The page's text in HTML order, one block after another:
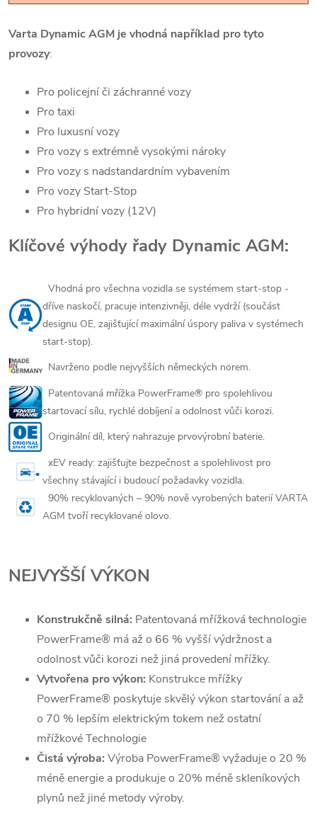
Varta Dynamic AGM je vhodná například pro tyto
provozy:
Pro policejní či záchranné vozy
Pro taxi
Pro luxusní vozy
Pro vozy s extrémně vysokými nároky
Pro vozy s nadstandardním vybavením
Pro vozy Start-Stop
Pro hybridní vozy (12V)
Klíčové výhody řady Dynamic AGM:
Vhodná pro všechna vozidla se systémem start-stop -
dříve naskočí, pracuje intenzivněji, déle vydrží (součást
designu OE, zajišťující maximální úspory paliva v systémech
start-stop).
Navrženo podle nejvyšších německých norem.
Patentovaná mřížka PowerFrame® pro spolehlivou
startovací sílu, rychlé dobíjení a odolnost vůči korozi.
Originální díl, který nahrazuje prvovýrobní baterie.
xEV ready: zajišťujte bezpečnost a spolehlivost pro
všechny stávající i budoucí požadavky vozidla.
90% recyklovaných – 90% nově vyrobených baterií VARTA
AGM tvoří recyklované olovo.
NEJVYŠŠÍ VÝKON
Konstrukčně silná: Patentovaná mřížková technologie
PowerFrame® má až o 66 % vyšší výdržnost a
odolnost vůči korozi než jiná provedení mřížky.
Vytvořena pro výkon: Konstrukce mřížky
PowerFrame® poskytuje skvělý výkon startování a až
o 70 % lepším elektrickým tokem než ostatní
mřížkové Technologie
Čistá výroba: Výroba PowerFrame®vyžaduje o 20 %
méně energie a produkuje o 20% méně skleníkových
plynů než jiné metody výroby.